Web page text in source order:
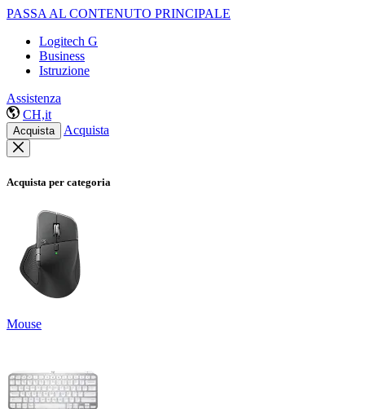
PASSA AL CONTENUTO PRINCIPALE
Logitech G
Business
Istruzione
Assistenza
CH,it
Acquista Acquista
Acquista per categoria
Mouse